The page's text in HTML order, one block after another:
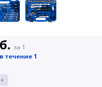
за 1
течение 1
+